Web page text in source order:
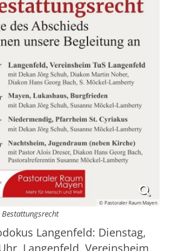
© Pastoraler Raum Mayen
Bestattungsrecht
Langenfeld: Dienstag,
Langenfeld, Vereinsheim